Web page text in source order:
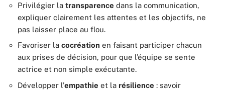
Privilégier la transparence dans la communication,
expliquer clairement les attentes et les objectifs, ne
pas laisser place au flou.
Favoriser la cocréation en faisant participer chacun
aux prises de décision, pour que l’équipe se sente
actrice et non simple exécutante.
Développer l’empathie et la résilience : savoir